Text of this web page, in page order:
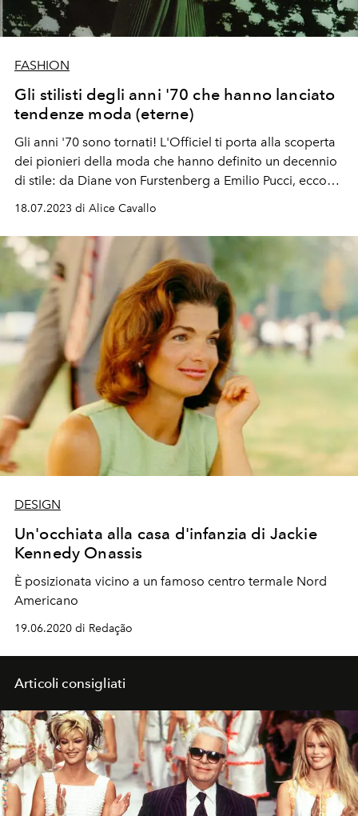
FASHION
Gli stilisti degli anni '70 che hanno lanciato
tendenze moda (eterne)
Gli anni '70 sono tornati! L'Officiel ti porta alla scoperta
dei pionieri della moda che hanno definito un decennio
di stile: da Diane von Furstenberg a Emilio Pucci, ecco
18.07.2023 di Alice Cavallo
DESIGN
Un'occhiata alla casa d'infanzia di Jackie
Kennedy Onassis
È posizionata vicino a un famoso centro termale Nord
Americano
19.06.2020 di Redação
Articoli consigliati